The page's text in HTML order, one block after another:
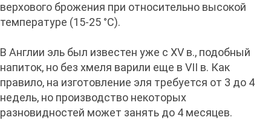
верхового брожения при относительно высокой
температуре (15-25 °C).
В Англии эль был известен уже с XV в., подобный
напиток, но без хмеля варили еще в VII в. Как
правило, на изготовление эля требуется от 3 до 4
недель, но производство некоторых
разновидностей может занять до 4 месяцев.